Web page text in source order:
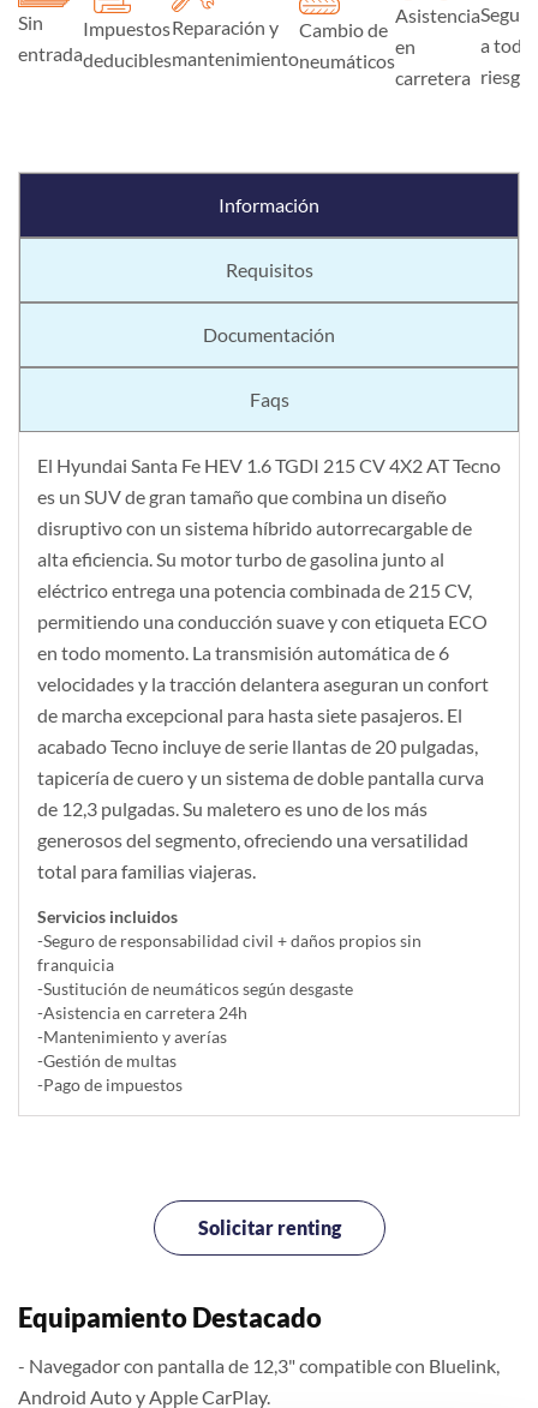
Sin
entrada
Impuestos
deducibles
Reparación y
mantenimiento
Cambio de
neumáticos
Asistencia
en
carretera
Seguro
a todo
riesgo
Información
Requisitos
Documentación
Faqs
El Hyundai Santa Fe HEV 1.6 TGDI 215 CV 4X2 AT Tecno
es un SUV de gran tamaño que combina un diseño
disruptivo con un sistema híbrido autorrecargable de
alta eficiencia. Su motor turbo de gasolina junto al
eléctrico entrega una potencia combinada de 215 CV,
permitiendo una conducción suave y con etiqueta ECO
en todo momento. La transmisión automática de 6
velocidades y la tracción delantera aseguran un confort
de marcha excepcional para hasta siete pasajeros. El
acabado Tecno incluye de serie llantas de 20 pulgadas,
tapicería de cuero y un sistema de doble pantalla curva
de 12,3 pulgadas. Su maletero es uno de los más
generosos del segmento, ofreciendo una versatilidad
total para familias viajeras.
Servicios incluidos
-Seguro de responsabilidad civil + daños propios sin
franquicia
-Sustitución de neumáticos según desgaste
-Asistencia en carretera 24h
-Mantenimiento y averías
-Gestión de multas
-Pago de impuestos
Solicitar renting
Equipamiento Destacado
- Navegador con pantalla de 12,3" compatible con Bluelink,
Android Auto y Apple CarPlay.